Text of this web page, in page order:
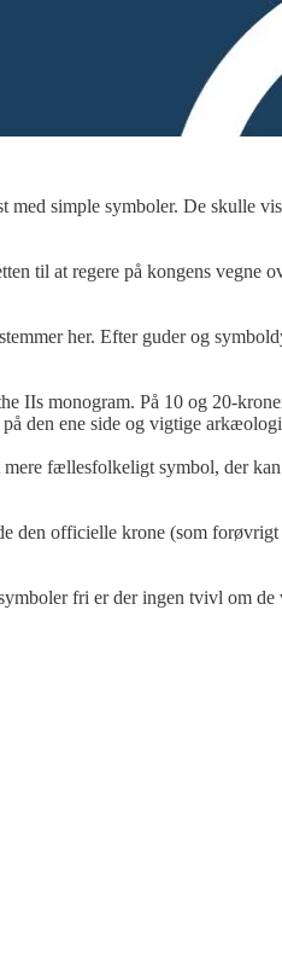
simple symboler. De skulle
til at regere på kongens vegne
her. Efter guder og
IIs monogram. På 10 og 20-
den ene side og vigtige
fællesfolkeligt symbol, der
den officielle krone (som
fri er der ingen tvivl om